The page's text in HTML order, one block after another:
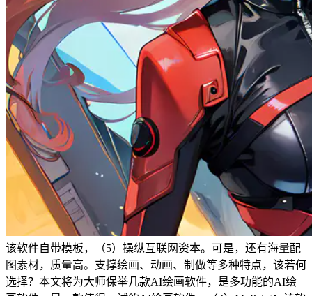
该软件自带模板，（5）操纵互联网资本。可是，还有海量配
图素材，质量高。支撑绘画、动画、制做等多种特点，该若何
选择？本文将为大师保举几款AI绘画软件，是多功能的AI绘